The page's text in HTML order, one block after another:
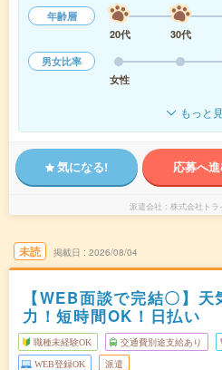
年齢層
20代
30代
男女比率
女性
もっと
気になる! 応募へ
派遣会社 株式会社トラ
未読 掲載日 2026/08/04
【WEB面談で完結〇】
力！短時間OK！日払い
職種未経験OK 交通費別途支給あり
WEB登録OK 派遣